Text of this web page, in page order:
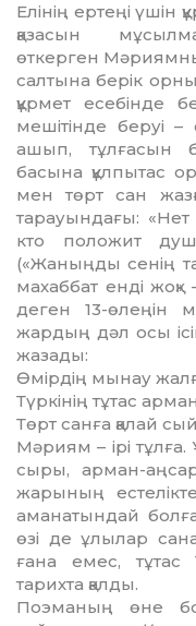
Елінің ертеңі үшін
қазасын
өткерген
салтына берік
құрмет есебінде
мешітінде беруі
ашып, тұлғасын
басына құлпытас
мен төрт сан
тарауындағы:
кто положит
(«Жаныңды сенің
махаббат енді
деген 13-өлеңін
жардың дәл осы
жазады:
Өмірдің мынау
Түркінің тұтас
Төрт санға қалай
Мәриям – ірі
сыры, арман-
жарының
аманатындай
өзі де ұлылар
ғана емес, тұтас
тарихта қалды.
Поэманың өне